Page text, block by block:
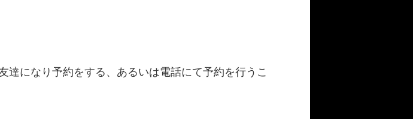
になり予約をする、あるいは電話にて予約を行うこ